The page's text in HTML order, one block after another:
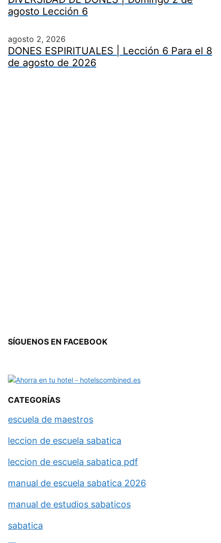
agosto Lección 6
agosto 2, 2026
DONES ESPIRITUALES | Lección 6 Para el 8
de agosto de 2026
SÍGUENOS EN FACEBOOK
CATEGORÍAS
escuela de maestros
leccion de escuela sabatica
leccion de escuela sabatica pdf
manual de escuela sabatica 2026
manual de estudios sabaticos
sabatica